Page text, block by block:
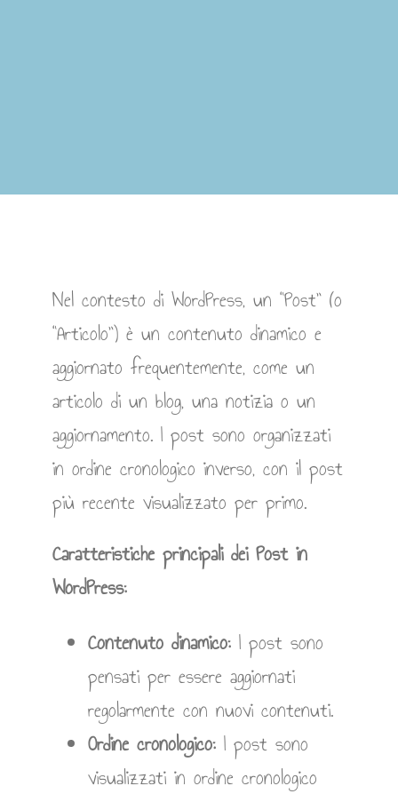
Nel contesto di WordPress, un “Post” (o
“Articolo”) è un contenuto dinamico e
aggiornato frequentemente, come un
articolo di un blog, una notizia o un
aggiornamento. I post sono organizzati
in ordine cronologico inverso, con il post
più recente visualizzato per primo.
Caratteristiche principali dei Post in
WordPress:
Contenuto dinamico: I post sono
pensati per essere aggiornati
regolarmente con nuovi contenuti.
Ordine cronologico: I post sono
visualizzati in ordine cronologico